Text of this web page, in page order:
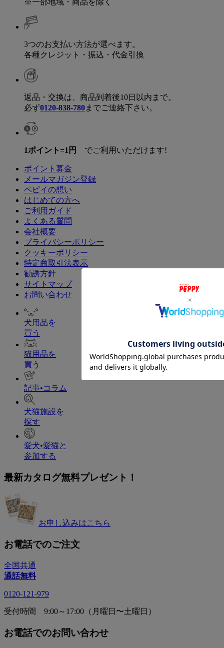
※一部地域・商品を除く
3つのお支払い方法が選べます。
各種クレジット・振込・代金引換
返品・交換は、商品到着後10日以内まで。
必ず0120-838-780までご連絡下さい。
1ポイント=1円 でご利用いただけます!
ポイント募金
メールマガジン登録
ペピイの想い
はじめての方へ
ご利用ガイド
よくある質問
会社概要
プライバシーポリシー
クッキーポリシー
特定商取引法表示
勧誘方針
サイトマップ
お問い合わせ
犬用品を
買う
猫用品を
買う
記事•コラム
犬猫施設を
探す
愛犬•愛猫と
参加する
最新カタログ無料プレゼント！
お申し込みはこちら
お電話でのご注文
全国共通
通話無料
0120-121-979
受付時間 9:00～17:00（月曜日〜土曜日）
お電話でのお問い合わせ